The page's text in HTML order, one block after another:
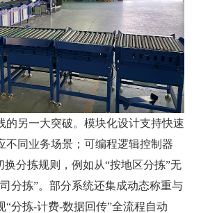
的另一大突破。模块化设计支持快速
不同业务场景；可编程逻辑控制器
换分拣规则，例如从“按地区分拣”无
分拣”。部分系统还集成动态称重与
“分拣-计费-数据回传”全流程自动